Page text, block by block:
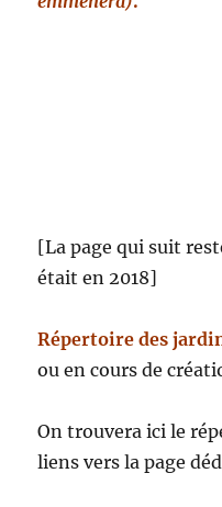
[La page qui suit
était en 2018]
Répertoire des
ou en cours de
On trouvera ici le
liens vers la page